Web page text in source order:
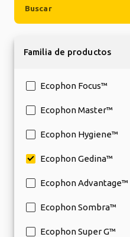
Familia de productos
Ecophon Focus™
Ecophon Master™
Ecophon Hygiene™
Ecophon Gedina™
Ecophon Advantage™
Ecophon Sombra™
Ecophon Super G™